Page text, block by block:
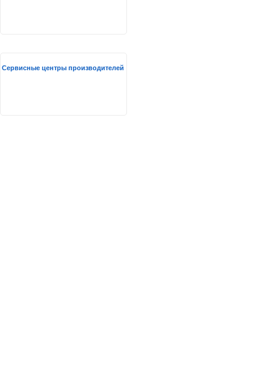
Сервисные центры производителей